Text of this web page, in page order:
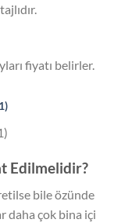
fiyatı belirler.
Edilmelidir?
bile özünde
daha çok bina içi